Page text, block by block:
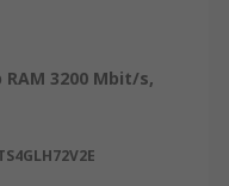
RAM 3200 Mbit/s,